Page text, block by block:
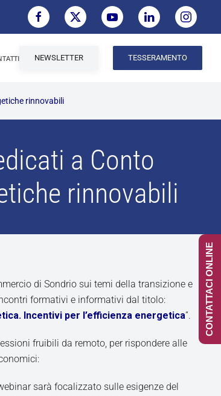
NEWSLETTER TESSERAMENTO
rinnovabili
a Conto
rinnovabili
di Sondrio sui temi della transizione e
formativi e informativi dal titolo:
Incentivi per l’efficienza energetica”.
fruibili da remoto, per rispondere alle
sarà focalizzato sulle esigenze del
CONTATTACI ONLINE